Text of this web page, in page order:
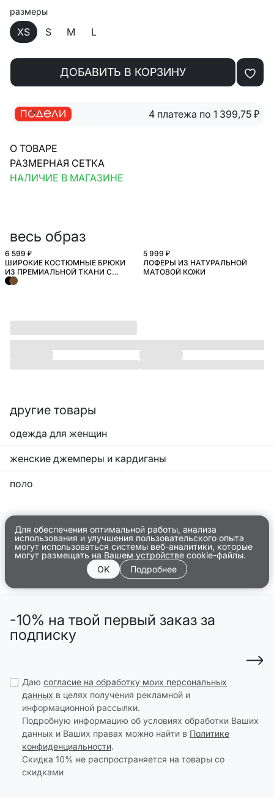
размеры
XS S M L
ДОБАВИТЬ В КОРЗИНУ
4 платежа по 1 399,75 ₽
О ТОВАРЕ
РАЗМЕРНАЯ СЕТКА
НАЛИЧИЕ В МАГАЗИНЕ
весь образ
SELA.PREMIUM
6 599 ₽
ШИРОКИЕ КОСТЮМНЫЕ БРЮКИ
ИЗ ПРЕМИАЛЬНОЙ ТКАНИ С
СОДЕРЖАНИЕМ ШЕРСТИ
5 999 ₽
ЛОФЕРЫ ИЗ НАТУРАЛЬНОЙ
МАТОВОЙ КОЖИ
другие товары
одежда для женщин
женские джемперы и кардиганы
поло
Для обеспечения оптимальной работы, анализа
использования и улучшения пользовательского опыта
могут использоваться системы веб-аналитики, которые
могут размещать на Вашем устройстве cookie-файлы.
OK
Подробнее
-10% на твой первый заказ за
подписку
Даю согласие на обработку моих персональных
данных в целях получения рекламной и
информационной рассылки.
Подробную информацию об условиях обработки Ваших
данных и Ваших правах можно найти в Политике
конфиденциальности.
Скидка 10% не распространяется на товары со
скидками